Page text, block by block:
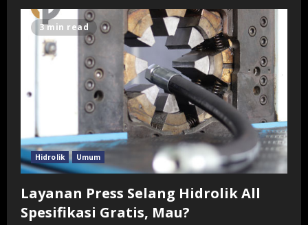
3 min read
Hidrolik Umum
Layanan Press Selang Hidrolik All
Spesifikasi Gratis, Mau?